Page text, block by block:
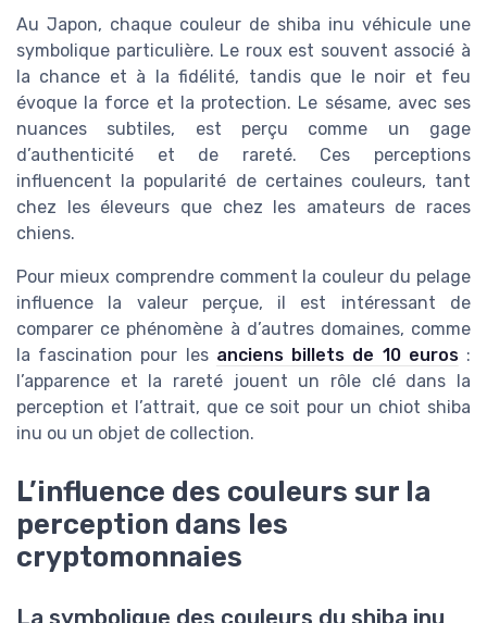
Au Japon, chaque couleur de shiba inu véhicule une
symbolique particulière. Le roux est souvent associé à
la chance et à la fidélité, tandis que le noir et feu
évoque la force et la protection. Le sésame, avec ses
nuances subtiles, est perçu comme un gage
d’authenticité et de rareté. Ces perceptions
influencent la popularité de certaines couleurs, tant
chez les éleveurs que chez les amateurs de races
chiens.
Pour mieux comprendre comment la couleur du pelage
influence la valeur perçue, il est intéressant de
comparer ce phénomène à d’autres domaines, comme
la fascination pour les anciens billets de 10 euros:
l’apparence et la rareté jouent un rôle clé dans la
perception et l’attrait, que ce soit pour un chiot shiba
inu ou un objet de collection.
L’influence des couleurs sur la
perception dans les
cryptomonnaies